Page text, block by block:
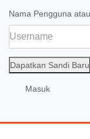
Remember me
Nama Pengguna
Dapatkan Sandi Baru
Masuk